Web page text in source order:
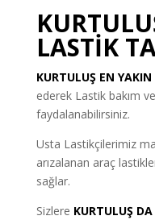
LASTİK
KURTULUŞ EN
ederek Lastik bakım
faydalanabilirsiniz.
Usta Lastikçilerimiz
arızalanan araç
sağlar.
Sizlere KURTULUŞ DA